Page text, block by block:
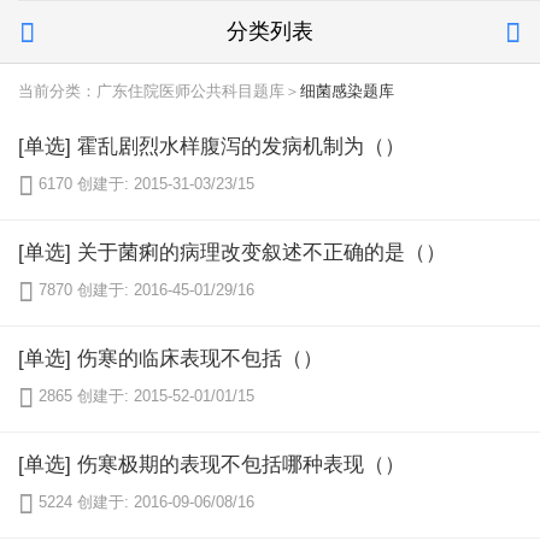
 分类列表 
当前分类：广东住院医师公共科目题库＞ 细菌感染题库
[单选] 霍乱剧烈水样腹泻的发病机制为（）
 6170 创建于: 2015-31-03/23/15
[单选] 关于菌痢的病理改变叙述不正确的是（）
 7870 创建于: 2016-45-01/29/16
[单选] 伤寒的临床表现不包括（）
 2865 创建于: 2015-52-01/01/15
[单选] 伤寒极期的表现不包括哪种表现（）
 5224 创建于: 2016-09-06/08/16